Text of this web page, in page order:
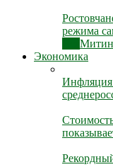
режима
Экономика
Инфляция